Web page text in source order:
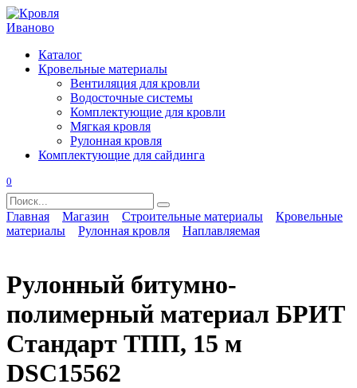
Перейти
к
Каталог
Кровельные материалы
Вентиляция для кровли
Водосточные системы
Комплектующие для кровли
Мягкая кровля
Рулонная кровля
Комплектующие для сайдинга
0
Search
for:
Главная Магазин Строительные материалы
Кровельные
материалы
Рулонная кровля Наплавляемая
Рулонный битумно-
полимерный материал БРИТ
Стандарт ТПП, 15 м
DSC15562